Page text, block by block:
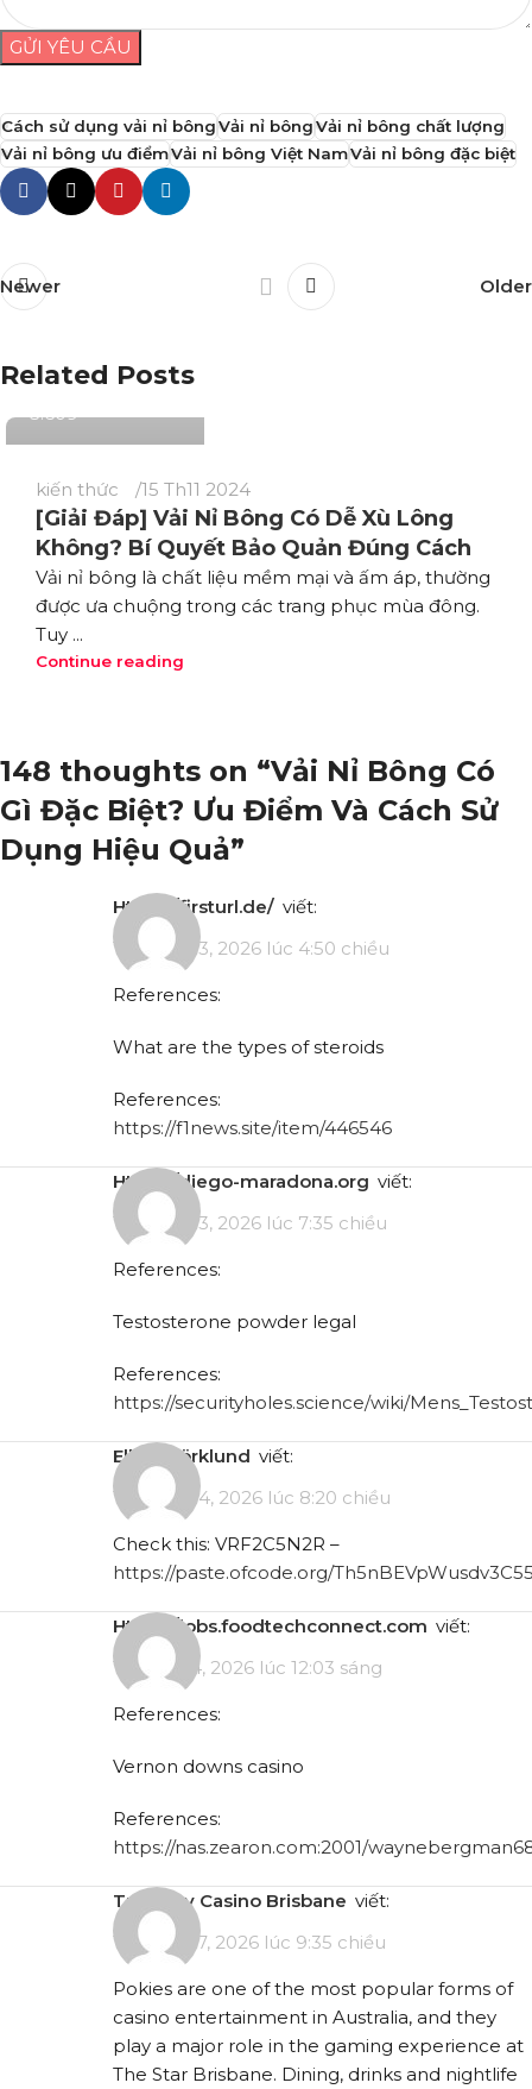
GỬI YÊU CẦU
Cách sử dụng vải nỉ bôngVải nỉ bôngVải nỉ bông chất lượng
Vải nỉ bông ưu điểmVải nỉ bông Việt NamVải nỉ bông đặc biệt
Newer Older
Related Posts
3.609
kiến thức 15 Th11 2024
[Giải Đáp] Vải Nỉ Bông Có Dễ Xù Lông
Không? Bí Quyết Bảo Quản Đúng Cách
Vải nỉ bông là chất liệu mềm mại và ấm áp, thường
được ưa chuộng trong các trang phục mùa đông.
Tuy ...
Continue reading
148 thoughts on “Vải Nỉ Bông Có
Gì Đặc Biệt? Ưu Điểm Và Cách Sử
Dụng Hiệu Quả”
https://firsturl.de/ viết:
Tháng 4 13, 2026 lúc 4:50 chiều
References:
What are the types of steroids
References:
https://f1news.site/item/446546
https://diego-maradona.org viết:
Tháng 4 13, 2026 lúc 7:35 chiều
References:
Testosterone powder legal
References:
https://securityholes.science/wiki/
Ellen Björklund viết:
Tháng 4 14, 2026 lúc 8:20 chiều
Check this: VRF2C5N2R –
https://paste.ofcode.org/
https://jobs.foodtechconnect.com viết:
Tháng 5 4, 2026 lúc 12:03 sáng
References:
Vernon downs casino
References:
https://nas.zearon.com:2001/
Treasury Casino Brisbane viết:
Tháng 5 17, 2026 lúc 9:35 chiều
Pokies are one of the most popular forms of
casino entertainment in Australia, and they
play a major role in the gaming experience at
The Star Brisbane. Dining, drinks and nightlife